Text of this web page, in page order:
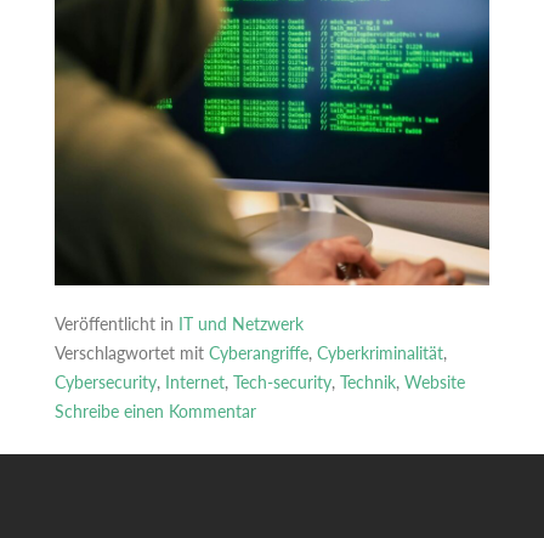
Veröffentlicht in IT und Netzwerk
Verschlagwortet mit Cyberangriffe, Cyberkriminalität,
Cybersecurity, Internet, Tech-security, Technik, Website
Schreibe einen Kommentar